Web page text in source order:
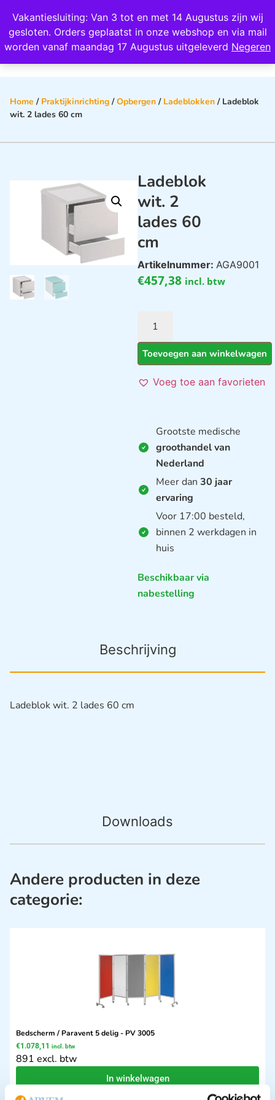
Vakantiesluiting: Van 3 tot en met 14 Augustus zijn wij
gesloten. Orders geplaatst in onze webshop en via mail
worden vanaf maandag 17 Augustus uitgeleverd Negeren
Wij scoren een 4,8 op Google
Home / Praktijkinrichting /Opbergen / Ladeblokken / Ladeblok
wit. 2 lades 60 cm
Ladeblok
wit. 2
lades 60
cm
Artikelnummer: AGA9001
€457,38 incl. btw
Toevoegen aan winkelwagen
Voeg toe aan favorieten
Grootste medische
groothandel van
Nederland
Meer dan 30 jaar
ervaring
Voor 17:00 besteld,
binnen 2 werkdagen in
huis
Beschikbaar via
nabestelling
Beschrijving
Downloads
Ladeblok wit. 2 lades 60 cm
Andere producten in deze
categorie:
Bedscherm / Paravent 5 delig - PV 3005
€1.078,11 incl. btw
891 excl. btw
In winkelwagen